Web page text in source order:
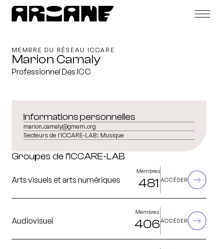
MEMBRE DU RÉSEAU ICCARE
Marion Camaly
Professionnel Des ICC
Informations personnelles
marion.camaly@gmem.org
Secteurs de l'ICCARE-LAB: Musique
Groupes de l’ICCARE-LAB
Arts visuels et arts numériques
Membres
481 ACCÉDER
Audiovisuel
Membres
406ACCÉDER